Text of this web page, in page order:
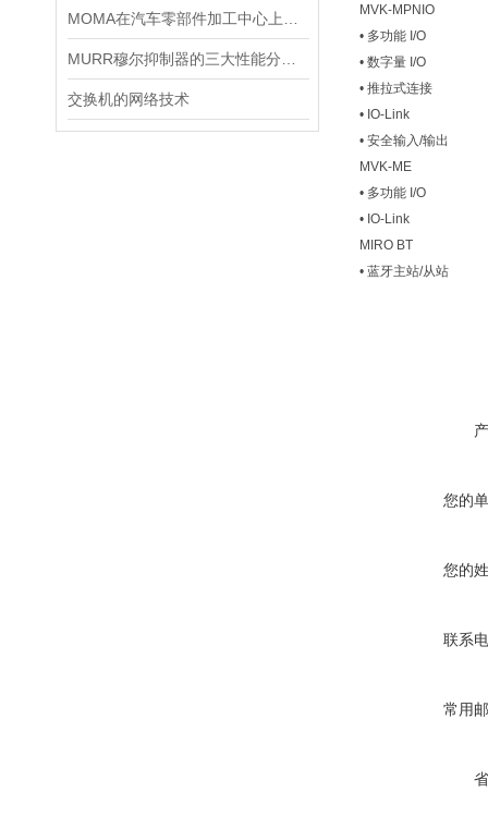
交换机的网络技术
MVK-MPNIO
• 多功能 I/O
• 数字量 I/O
• 推拉式连接
• IO-Link
• 安全输入/输出
MVK-ME
• 多功能 I/O
• IO-Link
MIRO BT
• 蓝牙主站/从站
您的
您的
联系
常用